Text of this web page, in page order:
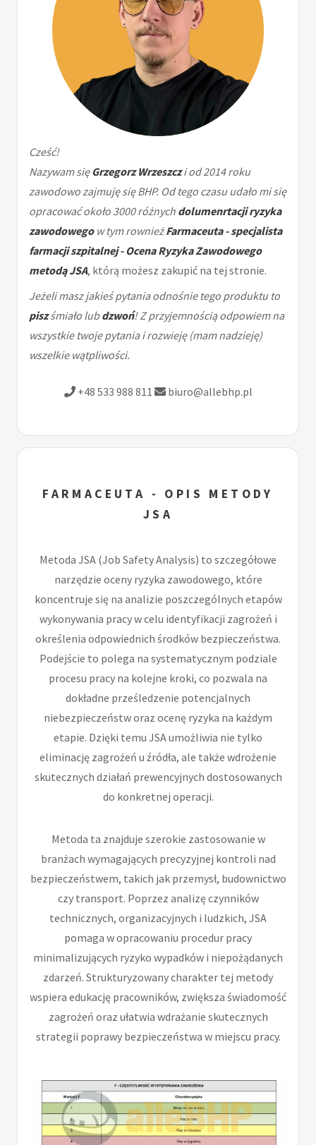
Cześć!
Nazywam sięGrzegorz Wrzeszczi od 2014 roku
zawodowo zajmuję się BHP. Od tego czasu udało mi się
opracować około 3000 różnych dolumenrtacji ryzyka
zawodowegow tym rownieżFarmaceuta - specjalista
farmacji szpitalnej - Ocena Ryzyka Zawodowego
metodą JSA, którą możesz zakupić na tej stronie.
Jeżeli masz jakieś pytania odnośnie tego produktu to
piszśmiało lubdzwoń! Z przyjemnością odpowiem na
wszystkie twoje pytania i rozwieję (mam nadzieję)
wszelkie wątpliwości.
+48 533 988 811 biuro@allebhp.pl
FARMACEUTA - OPIS METODY
JSA
Metoda JSA (Job Safety Analysis) to szczegółowe
narzędzie oceny ryzyka zawodowego, które
koncentruje się na analizie poszczególnych etapów
wykonywania pracy w celu identyfikacji zagrożeń i
określenia odpowiednich środków bezpieczeństwa.
Podejście to polega na systematycznym podziale
procesu pracy na kolejne kroki, co pozwala na
dokładne prześledzenie potencjalnych
niebezpieczeństw oraz ocenę ryzyka na każdym
etapie. Dzięki temu JSA umożliwia nie tylko
eliminację zagrożeń u źródła, ale także wdrożenie
skutecznych działań prewencyjnych dostosowanych
do konkretnej operacji.
Metoda ta znajduje szerokie zastosowanie w
branżach wymagających precyzyjnej kontroli nad
bezpieczeństwem, takich jak przemysł, budownictwo
czy transport. Poprzez analizę czynników
technicznych, organizacyjnych i ludzkich, JSA
pomaga w opracowaniu procedur pracy
minimalizujących ryzyko wypadków i niepożądanych
zdarzeń. Strukturyzowany charakter tej metody
wspiera edukację pracowników, zwiększa świadomość
zagrożeń oraz ułatwia wdrażanie skutecznych
strategii poprawy bezpieczeństwa w miejscu pracy.